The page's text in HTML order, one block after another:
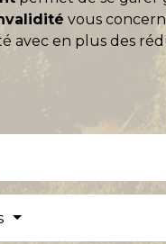
vous
avec en plus des